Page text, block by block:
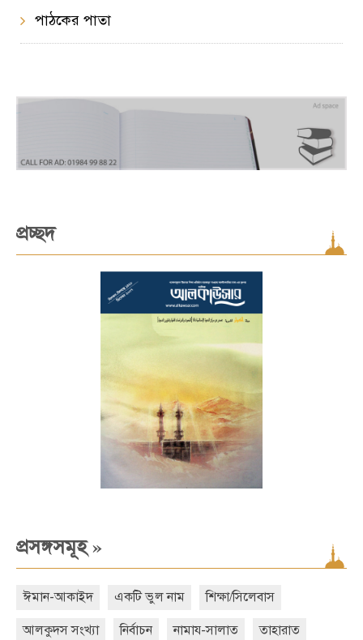
পাঠকের পাতা
প্রচ্ছদ
প্রসঙ্গসমূহ»
ঈমান-আকাইদ একটি ভুল নাম শিক্ষা/সিলেবাস
আলকুদস সংখ্যা নির্বাচন নামায-সালাত তাহারাত